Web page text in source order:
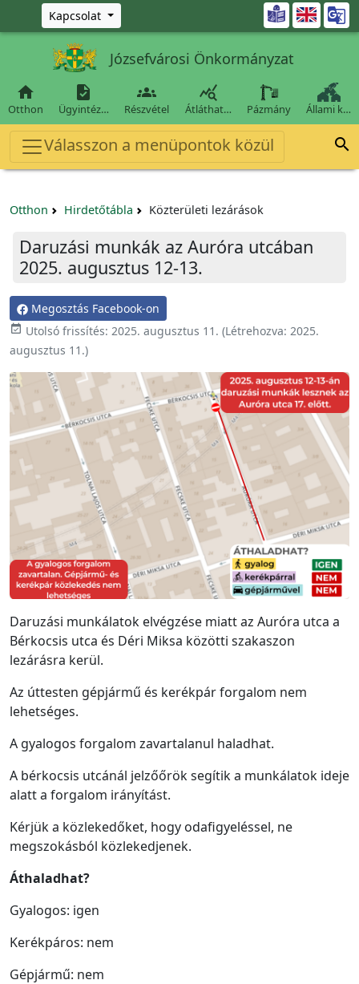
Ugrás a fő tartalomra
Kapcsolat 
Józsefvárosi Önkormányzat

Otthon

Ügyintéz…

Részvétel

Átláthat… Pázmány Állami k…
Válasszon a menüpontok közül 
Otthon Hirdetőtábla Közterületi lezárások
Daruzási munkák az Auróra utcában
2025. augusztus 12-13.
Megosztás Facebook-on
event_available Utolsó frissítés: 2025. augusztus 11. (Létrehozva: 2025.
augusztus 11.)
Daruzási munkálatok elvégzése miatt az Auróra utca a
Bérkocsis utca és Déri Miksa közötti szakaszon
lezárásra kerül.
Az úttesten gépjármű és kerékpár forgalom nem
lehetséges.
A gyalogos forgalom zavartalanul haladhat.
A bérkocsis utcánál jelzőőrök segítik a munkálatok ideje
alatt a forgalom irányítást.
Kérjük a közlekedőket, hogy odafigyeléssel, ne
megszokásból közlekedjenek.
Áthaladhat?
Gyalogos: igen
Kerékpáros: nem
Gépjármű: nem